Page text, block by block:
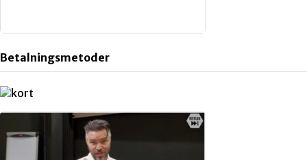
Betalningsmetoder